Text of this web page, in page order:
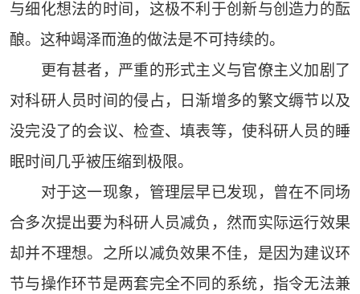
与细化想法的时间，这极不利于创新与创造力的酝
酿。这种竭泽而渔的做法是不可持续的。
更有甚者，严重的形式主义与官僚主义加剧了
对科研人员时间的侵占，日渐增多的繁文缛节以及
没完没了的会议、检查、填表等，使科研人员的睡
眠时间几乎被压缩到极限。
对于这一现象，管理层早已发现，曾在不同场
合多次提出要为科研人员减负，然而实际运行效果
却并不理想。之所以减负效果不佳，是因为建议环
节与操作环节是两套完全不同的系统，指令无法兼